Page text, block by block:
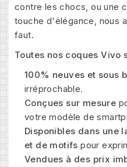
contre les chocs, ou une
touche d'élégance, nous
faut.
Toutes nos coques Vivo
100% neuves et sous
irréprochable.
Conçues sur mesure
votre modèle de
Disponibles dans une
et de motifs pour
Vendues à des prix